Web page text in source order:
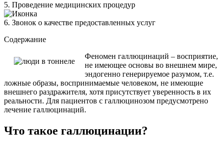
5. Проведение медицинских процедур
6. Звонок о качестве предоставленных услуг
Содержание
Феномен галлюцинаций – восприятие,
не имеющее основы во внешнем мире,
эндогенно генерируемое разумом, т.е.
ложные образы, воспринимаемые человеком, не имеющие
внешнего раздражителя, хотя присутствует уверенность в их
реальности. Для пациентов с галлюцинозом предусмотрено
лечение галлюцинаций.
Что такое галлюцинации?